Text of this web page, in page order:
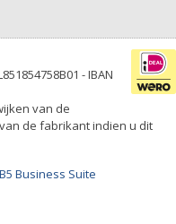
- IBAN
van de
de fabrikant indien u dit
Business Suite